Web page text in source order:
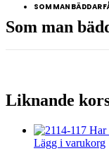
SOM MAN BÄDDAR
Som man
Liknande
Lägg i varukorg